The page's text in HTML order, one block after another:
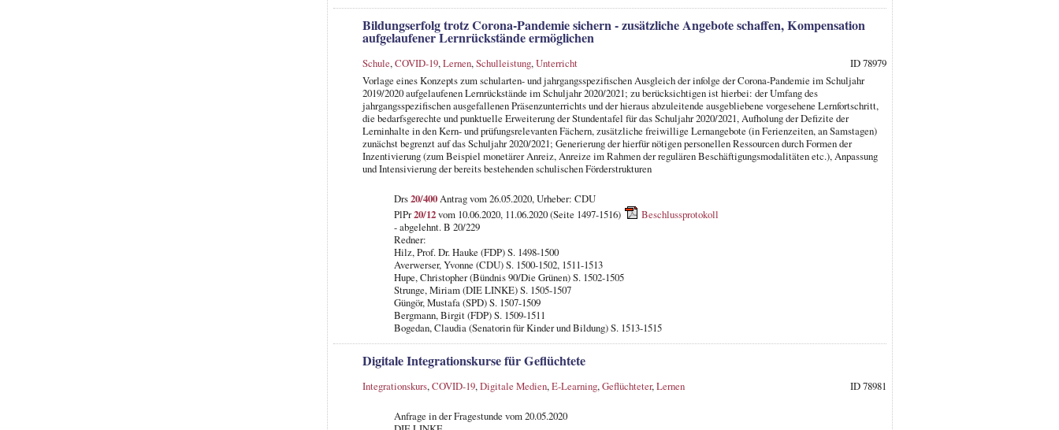
Bildungserfolg trotz Corona-Pandemie sichern - zusätzliche Angebote schaffen, Kompensation
aufgelaufener Lernrückstände ermöglichen
Schule,COVID-19,Lernen,Schulleistung,Unterricht
ID 78979
Vorlage eines Konzepts zum schularten- und jahrgangsspezifischen Ausgleich der infolge der Corona-Pandemie im Schuljahr
2019/2020 aufgelaufenen Lernrückstände im Schuljahr 2020/2021; zu berücksichtigen ist hierbei: der Umfang des
jahrgangsspezifischen ausgefallenen Präsenzunterrichts und der hieraus abzuleitende ausgebliebene vorgesehene Lernfortschritt,
die bedarfsgerechte und punktuelle Erweiterung der Stundentafel für das Schuljahr 2020/2021, Aufholung der Defizite der
Lerninhalte in den Kern- und prüfungsrelevanten Fächern, zusätzliche freiwillige Lernangebote (in Ferienzeiten, an Samstagen)
zunächst begrenzt auf das Schuljahr 2020/2021; Generierung der hierfür nötigen personellen Ressourcen durch Formen der
Inzentivierung (zum Beispiel monetärer Anreiz, Anreize im Rahmen der regulären Beschäftigungsmodalitäten etc.), Anpassung
und Intensivierung der bereits bestehenden schulischen Förderstrukturen
Drs20/400Antrag vom 26.05.2020, Urheber: CDU
PlPr20/12vom 10.06.2020, 11.06.2020 (Seite 1497-1516)
Beschlussprotokoll
- abgelehnt. B 20/229
Redner:
Hilz, Prof. Dr. Hauke (FDP) S. 1498-1500
Averwerser, Yvonne (CDU) S. 1500-1502, 1511-1513
Hupe, Christopher (Bündnis 90/Die Grünen) S. 1502-1505
Strunge, Miriam (DIE LINKE) S. 1505-1507
Güngör, Mustafa (SPD) S. 1507-1509
Bergmann, Birgit (FDP) S. 1509-1511
Bogedan, Claudia (Senatorin für Kinder und Bildung) S. 1513-1515
Digitale Integrationskurse für Geflüchtete
Integrationskurs,COVID-19,Digitale Medien,E-Learning,Geflüchteter,Lernen ID 78981
Anfrage in der Fragestundevom 20.05.2020